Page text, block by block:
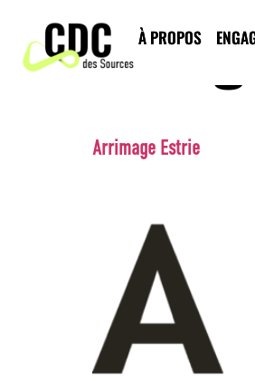
À PROPOS
Arrimage Estrie